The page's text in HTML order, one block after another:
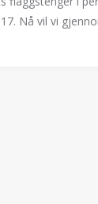
Nå vil vi